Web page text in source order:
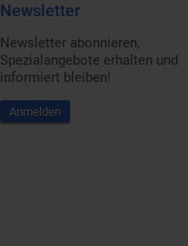
Newsletter
Newsletter abonnieren,
Spezialangebote erhalten und
informiert bleiben!
Anmelden